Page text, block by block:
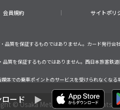
ード
会員規約 サイトポリ
質を保証するものではありません。カード発行
を保証するものではありません。西日本旅客鉄
体での乗車ポイントのサービスを受けられなくなる
© Osaka Metro Co., Ltd All rights